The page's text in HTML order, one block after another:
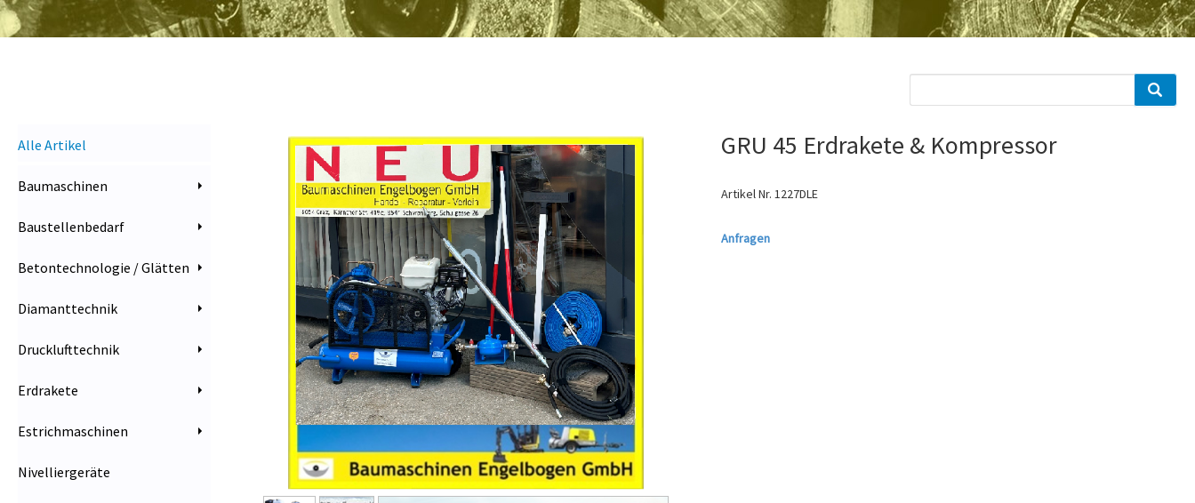
Alle Artikel
Baumaschinen
Baustellenbedarf
Betontechnologie / Glätten
Diamanttechnik
Drucklufttechnik
Erdrakete
Estrichmaschinen
Nivelliergeräte
GRU 45 Erdrakete & Kompressor
Artikel Nr. 1227DLE
Anfragen